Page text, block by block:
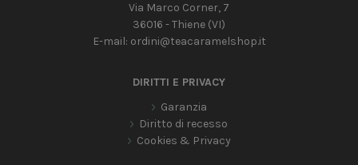
Via Marco Corner, 7
36016 - Thiene (VI)
E-mail: ordini@teacaramelshop.it
DIRITTI E PRIVACY
Garanzia
Diritto di recesso
Cookies & Privacy